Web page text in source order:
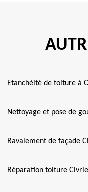
Etanchéité de toiture à
Nettoyage et pose de
Ravalement de façade
Réparation toiture